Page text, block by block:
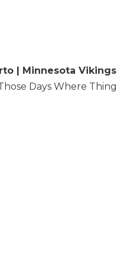
| Minnesota Vikings